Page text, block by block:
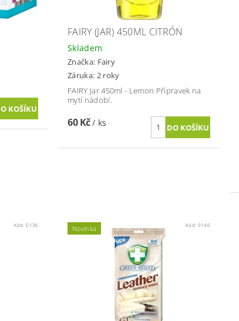
FAIRY (JAR) 450ML CITRÓN
Skladem
Značka: Fairy
Záruka: 2 roky
FAIRY Jar 450ml - Lemon Přípravek na
mytí nádobí.
60 Kč/ ks
Kód:0136 Novinka Kód: 0146